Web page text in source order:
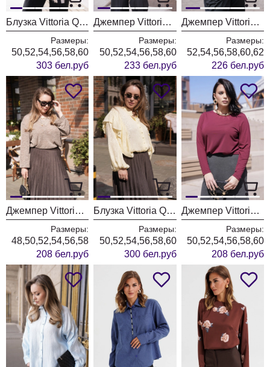
Блузка Vittoria Queen 31243 черный+бежевый
Размеры:
50,52,54,56,58,60
303 бел.руб
Джемпер Vittoria Queen 31213 черный
Размеры:
50,52,54,56,58,60
233 бел.руб
Джемпер Vittoria Queen 31193 коричневый
Размеры:
52,54,56,58,60,62
226 бел.руб
Джемпер Vittoria Queen 31163 тауп
Размеры:
48,50,52,54,56,58
208 бел.руб
Блузка Vittoria Queen 31123 лимонный
Размеры:
50,52,54,56,58,60
300 бел.руб
Джемпер Vittoria Queen 30923/1 бордо
Размеры:
50,52,54,56,58,60
208 бел.руб